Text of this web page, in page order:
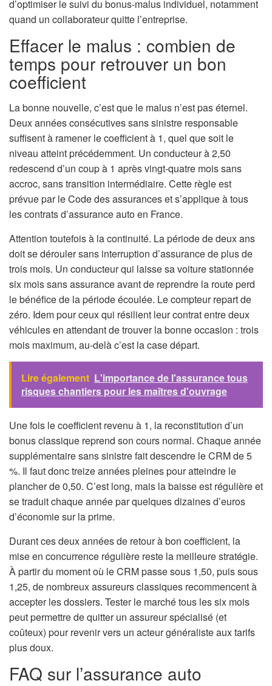
d’optimiser le suivi du bonus-malus individuel, notamment
quand un collaborateur quitte l’entreprise.
Effacer le malus : combien de
temps pour retrouver un bon
coefficient
La bonne nouvelle, c’est que le malus n’est pas éternel.
Deux années consécutives sans sinistre responsable
suffisent à ramener le coefficient à 1, quel que soit le
niveau atteint précédemment. Un conducteur à 2,50
redescend d’un coup à 1 après vingt-quatre mois sans
accroc, sans transition intermédiaire. Cette règle est
prévue par le Code des assurances et s’applique à tous
les contrats d’assurance auto en France.
Attention toutefois à la continuité. La période de deux ans
doit se dérouler sans interruption d’assurance de plus de
trois mois. Un conducteur qui laisse sa voiture stationnée
six mois sans assurance avant de reprendre la route perd
le bénéfice de la période écoulée. Le compteur repart de
zéro. Idem pour ceux qui résilient leur contrat entre deux
véhicules en attendant de trouver la bonne occasion : trois
mois maximum, au-delà c’est la case départ.
Lire également L'importance de l'assurance tous
risques chantiers pour les maîtres d'ouvrage
Une fois le coefficient revenu à 1, la reconstitution d’un
bonus classique reprend son cours normal. Chaque année
supplémentaire sans sinistre fait descendre le CRM de 5
%. Il faut donc treize années pleines pour atteindre le
plancher de 0,50. C’est long, mais la baisse est régulière et
se traduit chaque année par quelques dizaines d’euros
d’économie sur la prime.
Durant ces deux années de retour à bon coefficient, la
mise en concurrence régulière reste la meilleure stratégie.
À partir du moment où le CRM passe sous 1,50, puis sous
1,25, de nombreux assureurs classiques recommencent à
accepter les dossiers. Tester le marché tous les six mois
peut permettre de quitter un assureur spécialisé (et
coûteux) pour revenir vers un acteur généraliste aux tarifs
plus doux.
FAQ sur l’assurance auto